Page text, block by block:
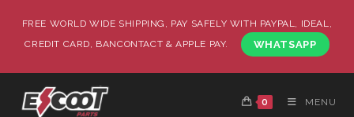
FREE WORLD WIDE SHIPPING, PAY SAFELY WITH PAYPAL, IDEAL,
CREDIT CARD, BANCONTACT & APPLE PAY.
WHATSAPP
0 MENU